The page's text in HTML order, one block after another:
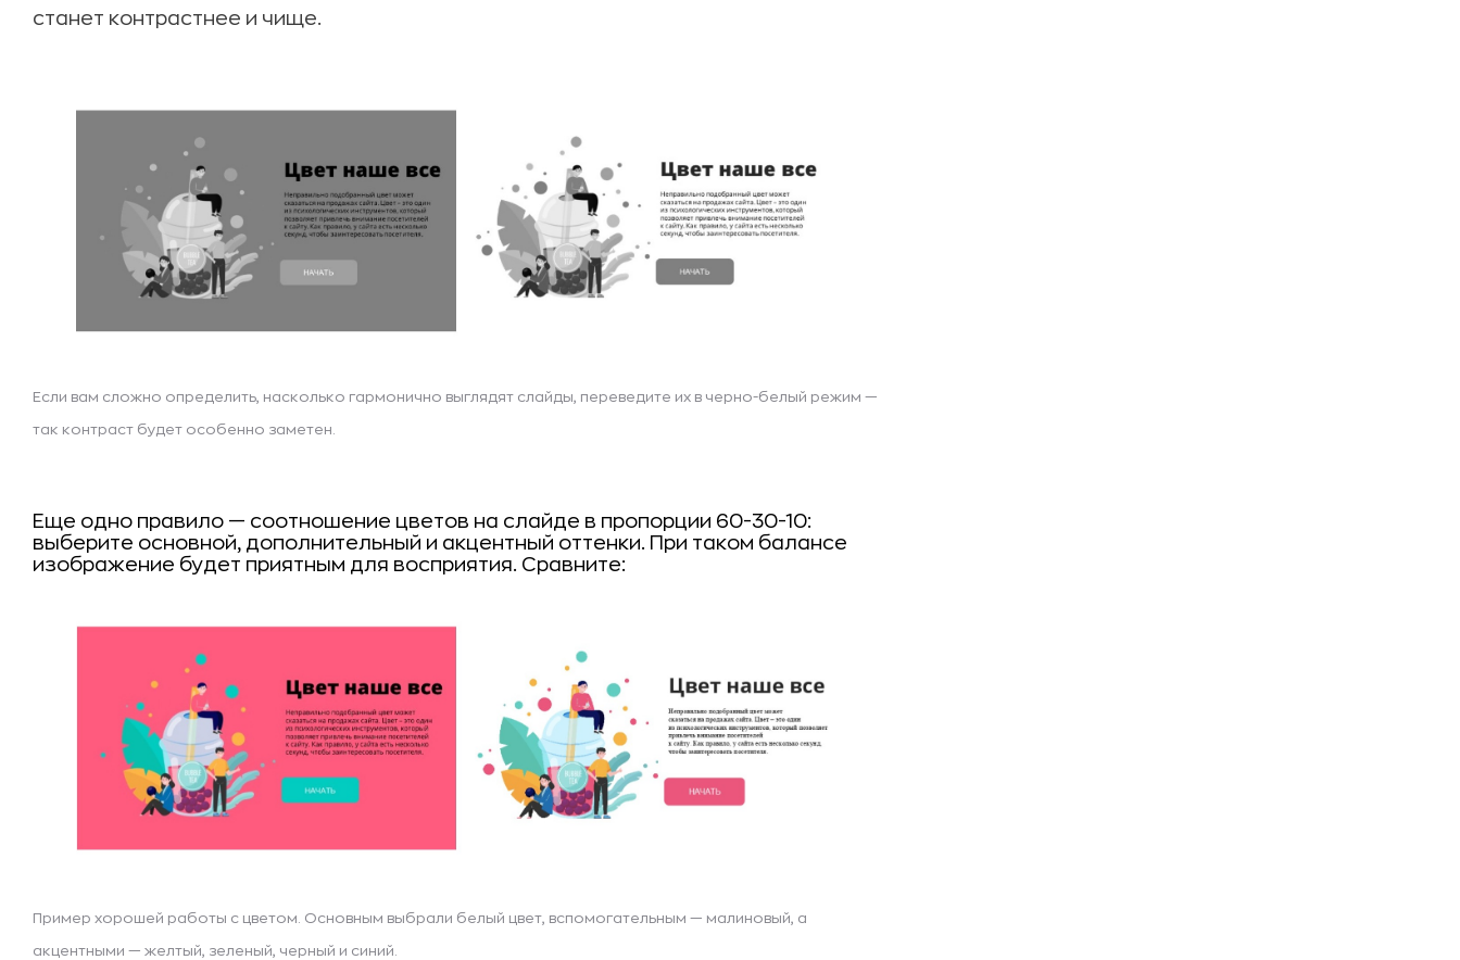
станет контрастнее и чище.
Если вам сложно определить, насколько гармонично выглядят слайды, переведите их в черно-белый режим —
так контраст будет особенно заметен.
Еще одно правило — соотношение цветов на слайде в пропорции 60-30-10:
выберите основной, дополнительный и акцентный оттенки. При таком балансе
изображение будет приятным для восприятия. Сравните:
Пример хорошей работы с цветом. Основным выбрали белый цвет, вспомогательным — малиновый, а
акцентными — желтый, зеленый, черный и синий.